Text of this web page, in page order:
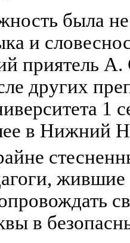
была
и
приятель
других
1
в Нижний
в